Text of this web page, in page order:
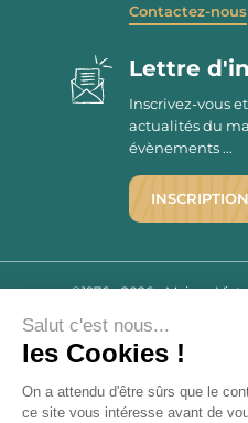
Contactez-nous
Lettre
Inscrivez-vous
actualités du
évènements ...
INSCRIPTION
©1976 - 2026 - Maison
Qui sommes-nous ?
Mentions légales
C.G.V.
Politique de confidentialité
FAQ
Salut c'est nous...
les Cookies !
On a attendu d'être sûrs que le
ce site vous intéresse avant de